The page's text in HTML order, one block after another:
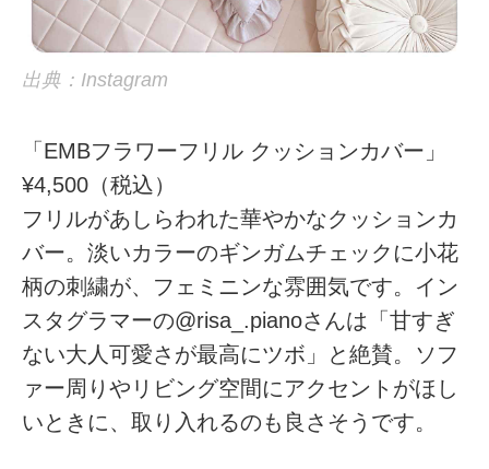
出典：Instagram
「EMBフラワーフリル クッションカバー」
¥4,500（税込）
フリルがあしらわれた華やかなクッションカ
バー。淡いカラーのギンガムチェックに小花
柄の刺繍が、フェミニンな雰囲気です。イン
スタグラマーの@risa_.pianoさんは「甘すぎ
ない大人可愛さが最高にツボ」と絶賛。ソフ
ァー周りやリビング空間にアクセントがほし
いときに、取り入れるのも良さそうです。